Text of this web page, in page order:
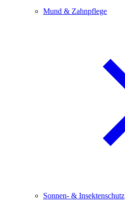
Mund & Zahnpflege
Sonnen- & Insektenschutz